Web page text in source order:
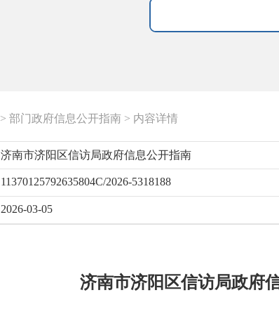
> 部门政府信息公开指南 > 内容详情
济南市济阳区信访局政府信息公开指南
11370125792635804C/2026-5318188
2026-03-05
济南市济阳区信访局政府